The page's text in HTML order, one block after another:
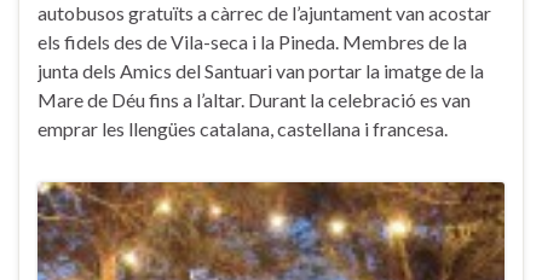
autobusos gratuïts a càrrec de l’ajuntament van acostar
els fidels des de Vila-seca i la Pineda. Membres de la
junta dels Amics del Santuari van portar la imatge de la
Mare de Déu fins a l’altar. Durant la celebració es van
emprar les llengües catalana, castellana i francesa.